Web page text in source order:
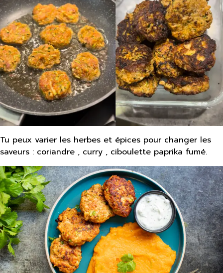
Tu peux varier les herbes et épices pour changer les
saveurs : coriandre , curry , ciboulette paprika fumé.